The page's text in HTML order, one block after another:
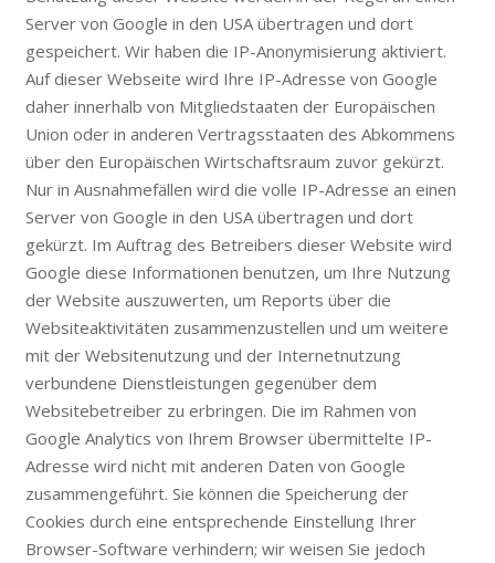
Server von Google in den USA übertragen und dort
gespeichert. Wir haben die IP-Anonymisierung aktiviert.
Auf dieser Webseite wird Ihre IP-Adresse von Google
daher innerhalb von Mitgliedstaaten der Europäischen
Union oder in anderen Vertragsstaaten des Abkommens
über den Europäischen Wirtschaftsraum zuvor gekürzt.
Nur in Ausnahmefällen wird die volle IP-Adresse an einen
Server von Google in den USA übertragen und dort
gekürzt. Im Auftrag des Betreibers dieser Website wird
Google diese Informationen benutzen, um Ihre Nutzung
der Website auszuwerten, um Reports über die
Websiteaktivitäten zusammenzustellen und um weitere
mit der Websitenutzung und der Internetnutzung
verbundene Dienstleistungen gegenüber dem
Websitebetreiber zu erbringen. Die im Rahmen von
Google Analytics von Ihrem Browser übermittelte IP-
Adresse wird nicht mit anderen Daten von Google
zusammengeführt. Sie können die Speicherung der
Cookies durch eine entsprechende Einstellung Ihrer
Browser-Software verhindern; wir weisen Sie jedoch